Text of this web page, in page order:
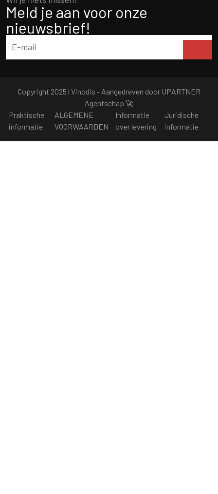
Meld je aan voor onze
nieuwsbrief!
Copyright 2025 | Vinodis - Aangedreven door UPARTNER
Agentschap 🚀
Praktische
informatie
ALGEMENE
VOORWAARDEN
Informatie
over levering
Juridische
informatie